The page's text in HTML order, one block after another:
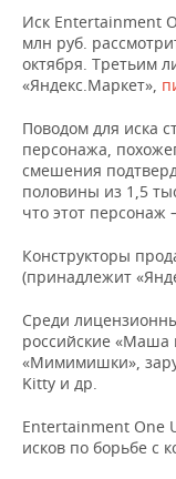
КОМУ
ТОРГОВЫЕ
ТАТАРСТАНА
БЮДЖЕТ
ИНВЕСТИЦИИ
НЕФТЬ
ОПК
ЭНЕРГЕТИКА
НОВОСТИ АВТО
БИЗНЕС
НОВОСТИ
РОЗНИЧНАЯ
ТРАНСПОРТ
ТЕХНОЛОГИИ
НОВОСТИ
IT
МЕРОПРИЯТИЯ
НОВОСТИ
БИЗНЕС-БРАНЧИ
ONLINE-
ОТКРЫТАЯ
СПОРТ
ФУТБОЛ
ХОККЕЙ
БАСКЕТБОЛ
ВОЛЕЙБОЛ
НОВОСТИ
ВЛАСТЬ
ИСТОРИЯ
СЮЖЕТЫ
СПРАВОЧНИК
СПИСОК ПЕРСОН
ПОЛНАЯ ВЕРСИЯ
Иск Entertainment
млн руб.
октября. Третьим
«Яндекс.Маркет»,
Поводом для иска
персонажа,
смешения
половины из 1,5
что этот
Конструкторы
(принадлежит
Среди
российские «Маша
«Мимимишки»,
Kitty и др.
Entertainment One
исков по борьбе с